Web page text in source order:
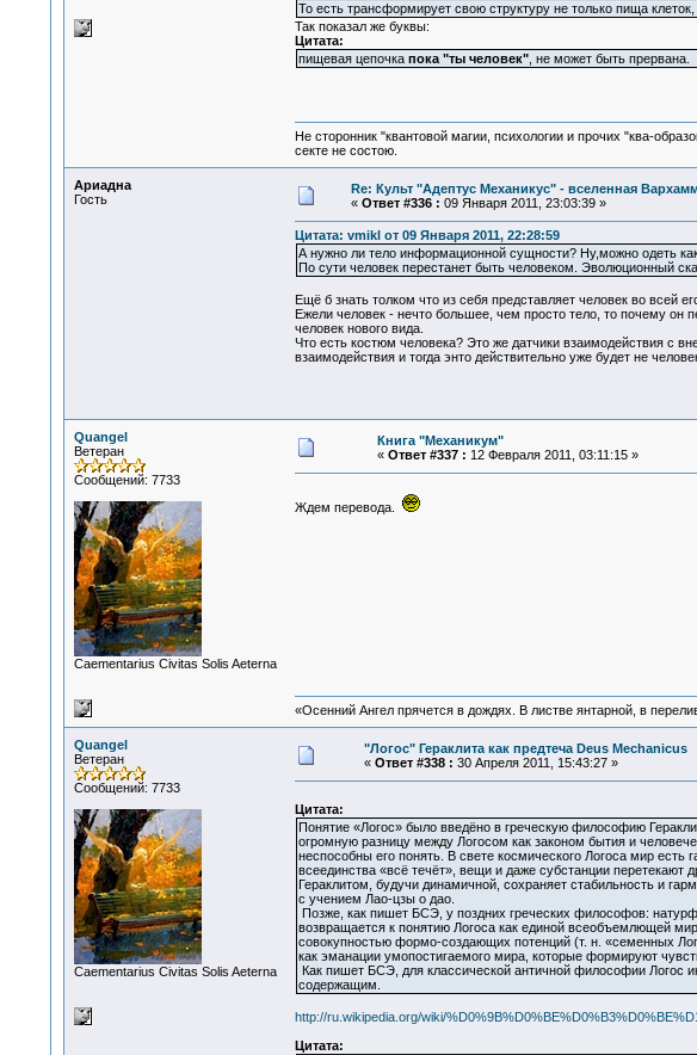
То есть трансформирует свою структуру не только пища
Так показал же буквы:
Цитата:
пищевая цепочка пока "ты человек", не может быть прервана.
Не сторонник "квантовой магии, психологии и прочих "ква-
секте не состою.
Ариадна
Гость
Re: Культ "Адептус Механикус" - вселенная
« Ответ #336 : 09 Января 2011, 23:03:39 »
Цитата: vmikl от 09 Января 2011, 22:28:59
А нужно ли тело информационной сущности? Ну,можно одеть
По сути человек перестанет быть человеком. Эволюционный
Ещё б знать толком что из себя представляет человек во всей
Ежели человек - нечто большее, чем просто тело, то почему он
человек нового вида.
Что есть костюм человека? Это же датчики взаимодействия с
взаимодействия и тогда энто действительно уже будет не
Quangel
Ветеран
Сообщений: 7733
Сaementarius Civitas Solis Aeterna
Книга "Механикум"
« Ответ #337 : 12 Февраля 2011, 03:11:15 »
Ждем перевода.
«Осенний Ангел прячется в дождях. В листве янтарной, в
Quangel
Ветеран
Сообщений: 7733
Сaementarius Civitas Solis Aeterna
"Логос" Гераклита как предтеча Deus Mechanicus
« Ответ #338 : 30 Апреля 2011, 15:43:27 »
Цитата:
Понятие «Логос» было введёно в греческую философию
огромную разницу между Логосом как законом бытия и
неспособны его понять. В свете космического Логоса мир
всеединства «всё течёт», вещи и даже субстанции перетекают
Гераклитом, будучи динамичной, сохраняет стабильность и
с учением Лао-цзы о дао.
Позже, как пишет БСЭ, у поздних греческих философов:
возвращается к понятию Логоса как единой всеобъемлющей
совокупностью формо-создающих потенций (т. н. «семенных
как эманации умопостигаемого мира, которые формируют
Как пишет БСЭ, для классической античной философии Логос
содержащим.
http://ru.wikipedia.org/wiki/
Цитата: